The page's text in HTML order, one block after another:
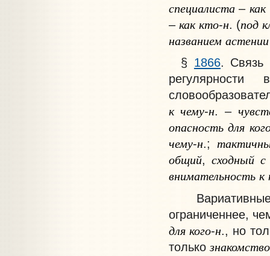
специалиста–как
– как кто-н. (под
названием астении
§ 1866. Связь
регулярности
к чему-н. –
опасность для
чему-н.;
общий, сходный с
внимательность к
Вариативные
ограниченнее,
для кого-н., но
толькознакомство